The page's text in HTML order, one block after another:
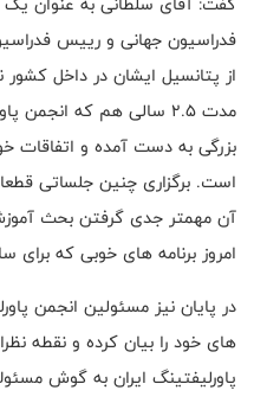
فدراسیون جهانی و رییس
از پتانسیل ایشان در داخل
مدت 2.5 سالی هم که
بزرگی به دست آمده و اتفاقات
است. برگزاری چنین جلساتی قطعا
آن مهمتر جدی گرفتن بحث
امروز برنامه های خوبی که برای
در پایان نیز مسئولین انجمن
های خود را بیان کرده و نقطه
پاورلیفتینگ ایران به گوش